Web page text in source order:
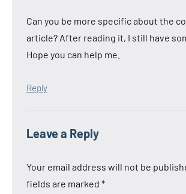
Can you be more specific about the
article? After reading it, I still have
Hope you can help me.
Reply
Leave a Reply
Your email address will not be
fields are marked *